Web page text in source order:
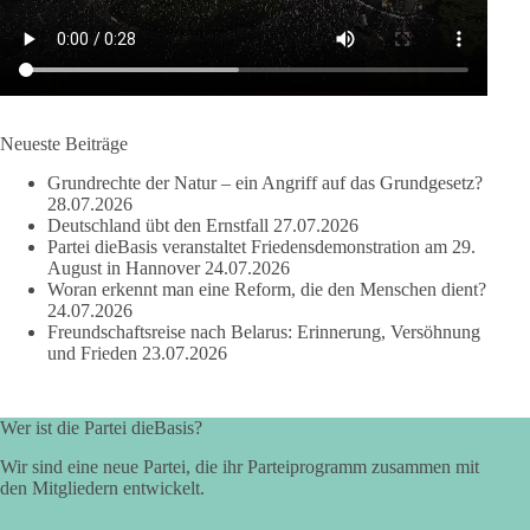
Quelle: https://www.tagesschau.de/ausland/asien/nato-
erklaerung-ankara-100.html
664 137 66 Auf Facebook ansehen
DieBasis
2 Tage(n) zuvor
Grundrechte der Natur – ein Angriff auf das Grundgesetz?
Kann die Natur Träger eigener Grundrechte sein? Oder würde
Neueste Beiträge
Grundrechte der Natur – ein Angriff auf das Grundgesetz?
28.07.2026
Deutschland übt den Ernstfall 27.07.2026
Partei dieBasis veranstaltet Friedensdemonstration am 29.
August in Hannover 24.07.2026
Woran erkennt man eine Reform, die den Menschen dient?
24.07.2026
Freundschaftsreise nach Belarus: Erinnerung, Versöhnung
und Frieden 23.07.2026
Wer ist die Partei dieBasis?
Wir sind eine neue Partei, die ihr Parteiprogramm zusammen mit
den Mitgliedern entwickelt.